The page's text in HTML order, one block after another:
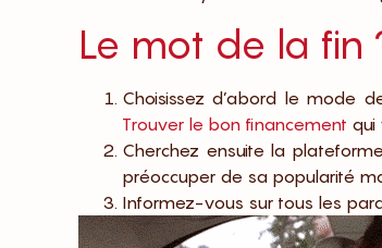
Le mot de la fin
Choisissez d’abord le mode
Trouver le bon financement qui
Cherchez ensuite la
préoccuper de sa popularité
Informez-vous sur tous les